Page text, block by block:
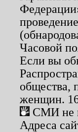
Часовой
Если вы
общества,
женщин.
СМИ не
Адреса